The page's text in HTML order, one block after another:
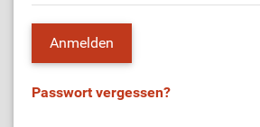
Passwort vergessen?